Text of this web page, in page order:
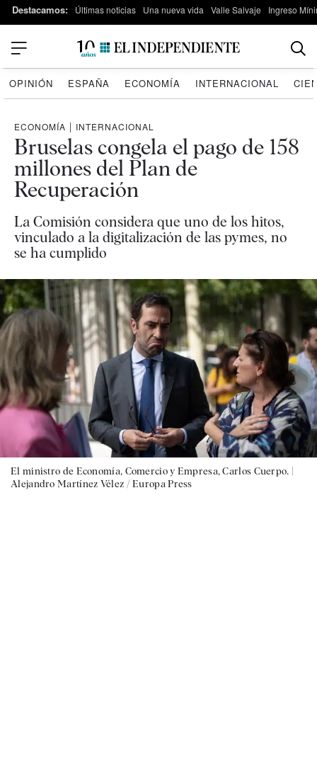
Destacamos: Últimas noticias Una nueva vida Valle Salvaje Ingreso
OPINIÓN ESPAÑA ECONOMÍA INTERNACIONAL
ECONOMÍA | INTERNACIONAL
Bruselas congela el pago de 158
millones del Plan de
Recuperación
La Comisión considera que uno de los hitos,
vinculado a la digitalización de las pymes, no
se ha cumplido
El ministro de Economía, Comercio y Empresa, Carlos Cuerpo. |
Alejandro Martínez Vélez / Europa Press